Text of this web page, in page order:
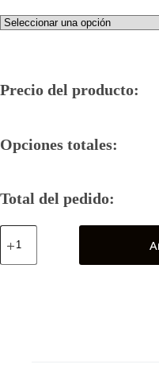
Precio del producto:
Opciones totales:
Total del pedido:
Superboy
Kon